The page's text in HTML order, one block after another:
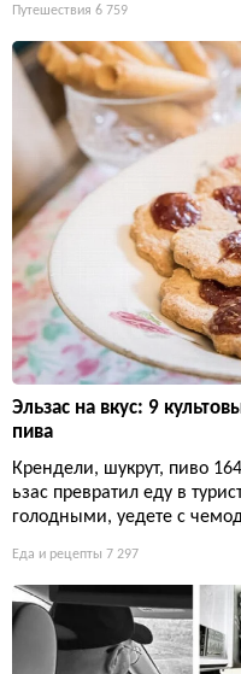
Путешествия 6 759
Эльзас на вкус: 9
пива
Крендели, шукрут, пиво
ьзас превратил еду в
голодными, уедете с
Еда и рецепты 7 297